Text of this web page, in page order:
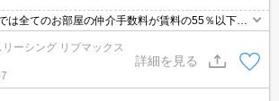
は全てのお部屋の仲介手数料が賃料の55％以下に
内見相談 ★ 角部屋 ★ トイレ・洗面独立 ★
ーシング リブマックス
詳細を見る